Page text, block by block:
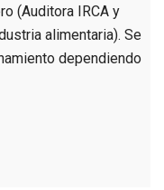
(Auditora IRCA y
alimentaria). Se
dependiendo